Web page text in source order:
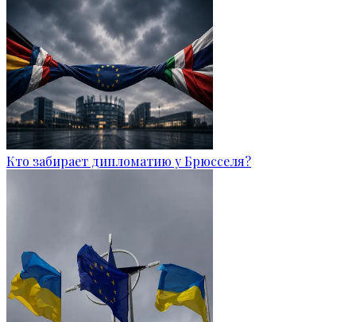
Кто забирает дипломатию у Брюсселя?